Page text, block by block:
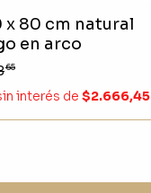
- 25 %
80 cm natural
en arco
65
interés de $2.666,45